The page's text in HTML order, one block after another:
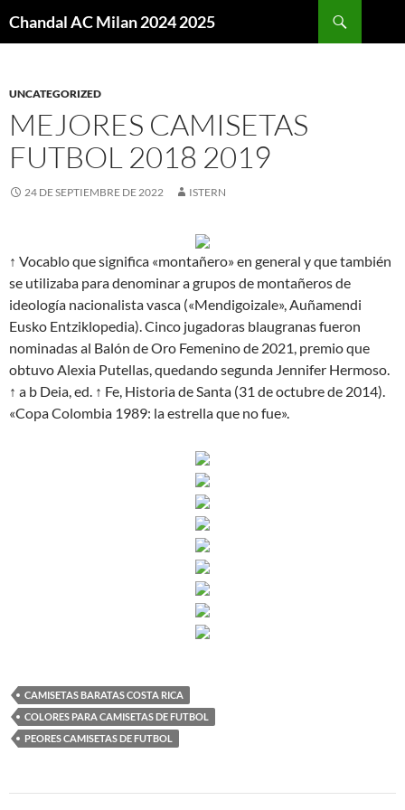
Chandal AC Milan 2024 2025
UNCATEGORIZED
MEJORES CAMISETAS
FUTBOL 2018 2019
24 DE SEPTIEMBRE DE 2022 ISTERN
↑ Vocablo que significa «montañero» en general y que también
se utilizaba para denominar a grupos de montañeros de
ideología nacionalista vasca («Mendigoizale», Auñamendi
Eusko Entziklopedia). Cinco jugadoras blaugranas fueron
nominadas al Balón de Oro Femenino de 2021, premio que
obtuvo Alexia Putellas, quedando segunda Jennifer Hermoso.
↑ a b Deia, ed. ↑ Fe, Historia de Santa (31 de octubre de 2014).
«Copa Colombia 1989: la estrella que no fue».
CAMISETAS BARATAS COSTA RICA
COLORES PARA CAMISETAS DE FUTBOL
PEORES CAMISETAS DE FUTBOL